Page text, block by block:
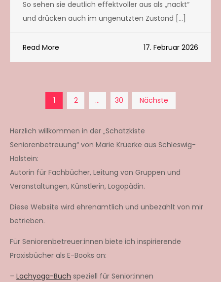
So sehen sie deutlich effektvoller aus als „nackt“
und drücken auch im ungenutzten Zustand […]
Read More 17. Februar 2026
der
Beiträge
1 2 … 30 Nächste
Herzlich willkommen in der „Schatzkiste
Seniorenbetreuung“ von Marie Krüerke aus Schleswig-
Holstein:
Autorin für Fachbücher, Leitung von Gruppen und
Veranstaltungen, Künstlerin, Logopädin.
Diese Website wird ehrenamtlich und unbezahlt von mir
betrieben.
Für Seniorenbetreuer:innen biete ich inspirierende
Praxisbücher als E-Books an:
– Lachyoga-Buch speziell für Senior:innen